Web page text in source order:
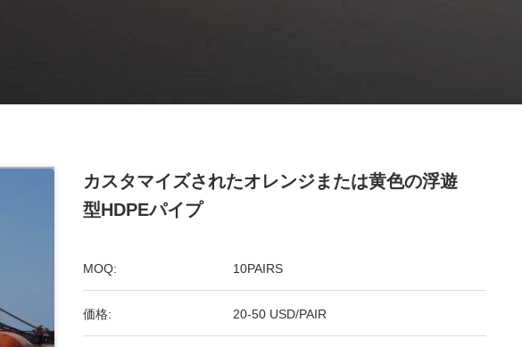
カスタマイズされたオレンジまたは黄色の浮遊
型HDPEパイプ
MOQ: 10PAIRS
価格: 20-50 USD/PAIR